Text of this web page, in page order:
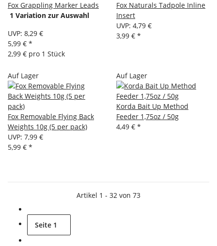
Fox Grappling Marker Leads
1 Variation zur Auswahl
UVP: 8,29 €
5,99 € *
2,99 € pro 1 Stück
Fox Naturals Tadpole Inline
Insert
UVP: 4,79 €
3,99 € *
Auf Lager
Fox Removable Flying Back
Weights 10g (5 per pack)
UVP: 7,99 €
5,99 € *
Auf Lager
Korda Bait Up Method
Feeder 1,75oz / 50g
4,49 € *
Artikel 1 - 32 von 73
Seite 1